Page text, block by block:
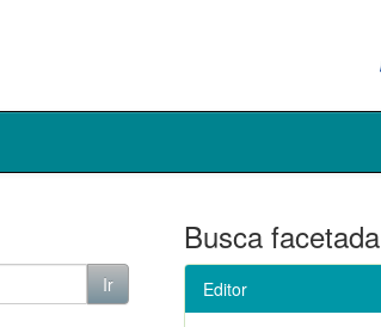
Busca facetada
Editor